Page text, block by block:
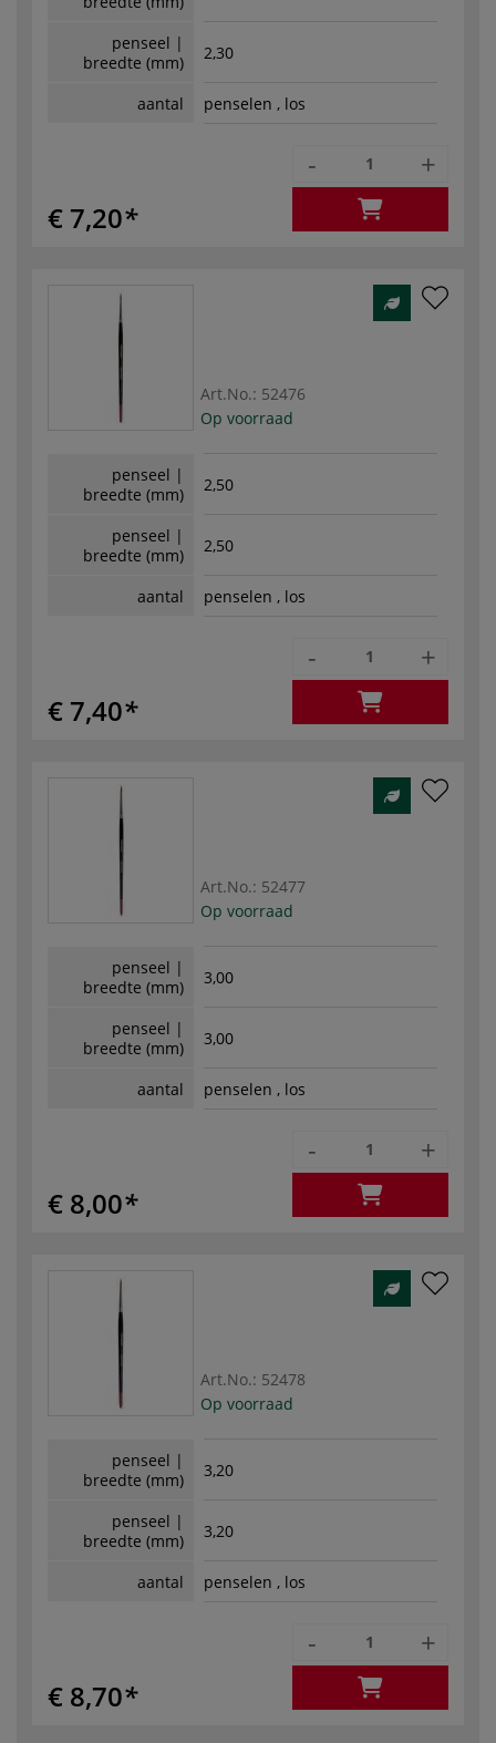
penseel |
breedte (mm)
2,30
aantal penselen , los
€ 7,20
- +
Art.No.: 52476
Op voorraad
penseel |
breedte (mm)
2,50
penseel |
breedte (mm)
2,50
aantal penselen , los
€ 7,40
- +
Art.No.: 52477
Op voorraad
penseel |
breedte (mm)
3,00
penseel |
breedte (mm)
3,00
aantal penselen , los
€ 8,00
- +
Art.No.: 52478
Op voorraad
penseel |
breedte (mm)
3,20
penseel |
breedte (mm)
3,20
aantal penselen , los
€ 8,70
- +